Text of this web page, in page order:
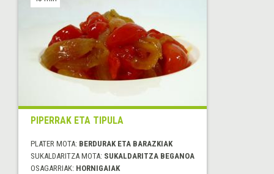
PIPERRAK ETA TIPULA
PLATER MOTA: BERDURAK ETA BARAZKIAK
SUKALDARITZA MOTA: SUKALDARITZA BEGANOA
OSAGARRIAK: HORNIGAIAK